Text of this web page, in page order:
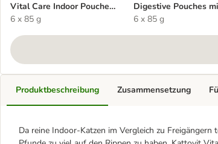
Vital Care Indoor Pouches
mit Huhn
6 x 85 g
Digestive Pouches
Huhn
6 x 85 g
Produktbeschreibung
Da reine Indoor-Katzen im Vergleich zu
Zusammensetzung